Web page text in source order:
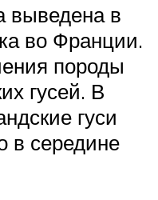
выведена в
во Франции.
породы
гусей. В
гуси
в середине